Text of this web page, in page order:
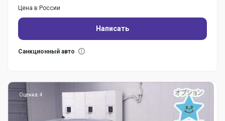
Цена в России
Написать
Санкционный авто
Оценка: 4